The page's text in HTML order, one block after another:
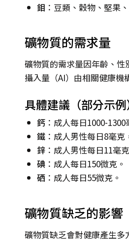
鉬 ：豆類、穀物、堅果
礦物質的需求量
礦物質的需求量因年齡、
攝入量（AI）由相關健康機
具體建議（部分示例
鈣 ：成人每日1000-1300
鐵 ：成人男性每日8毫克
鋅 ：成人男性每日11毫
碘 ：成人每日150微克。
硒 ：成人每日55微克。
礦物質缺乏的影響
礦物質缺乏會對健康產生多